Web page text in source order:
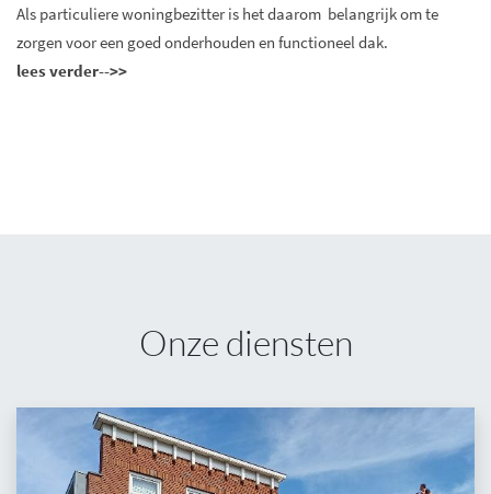
Als particuliere woningbezitter is het daarom belangrijk om te
zorgen voor een goed onderhouden en functioneel dak.
lees verder-->>
Onze diensten